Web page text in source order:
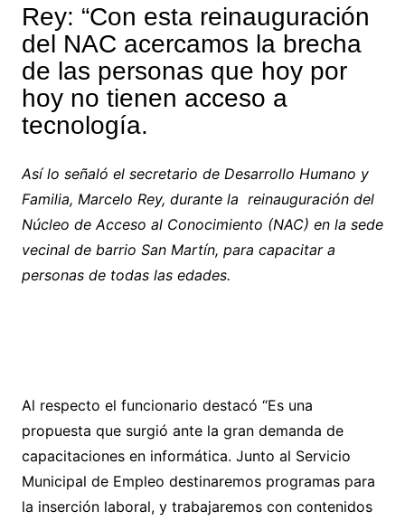
Rey: “Con esta reinauguración
del NAC acercamos la brecha
de las personas que hoy por
hoy no tienen acceso a
tecnología.
Así lo señaló el secretario de Desarrollo Humano y
Familia, Marcelo Rey, durante la reinauguración del
Núcleo de Acceso al Conocimiento (NAC) en la sede
vecinal de barrio San Martín, para capacitar a
personas de todas las edades.
Al respecto el funcionario destacó “Es una
propuesta que surgió ante la gran demanda de
capacitaciones en informática. Junto al Servicio
Municipal de Empleo destinaremos programas para
la inserción laboral, y trabajaremos con contenidos